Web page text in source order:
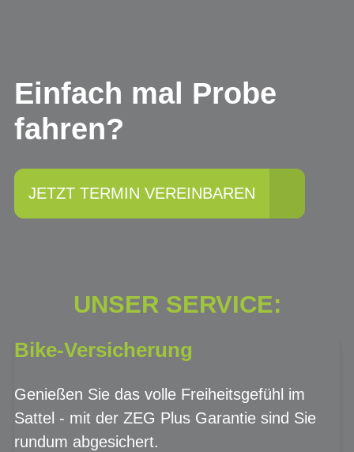
Einfach mal Probe
fahren?
JETZT TERMIN VEREINBAREN
UNSER SERVICE:
Bike-Versicherung
Genießen Sie das volle Freiheitsgefühl im
Sattel - mit der ZEG Plus Garantie sind Sie
rundum abgesichert.